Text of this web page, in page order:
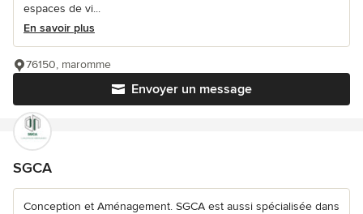
espaces de vi...
En savoir plus
Envoyer un message
76150, maromme
SGCA
Conception et Aménagement. SGCA est aussi spécialisée dans